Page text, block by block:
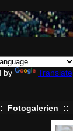
by Translate
Fotogalerien ::